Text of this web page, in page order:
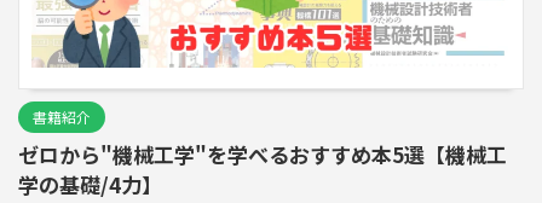
書籍紹介
ゼロから"機械工学"を学べるおすすめ本5選【機械工
学の基礎/4力】